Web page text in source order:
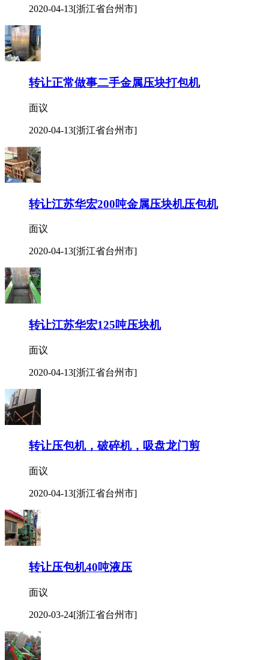
2020-04-13[浙江省台州市]
转让正常做事二手金属压块打包机
面议
2020-04-13[浙江省台州市]
转让江苏华宏200吨金属压块机压包机
面议
2020-04-13[浙江省台州市]
转让江苏华宏125吨压块机
面议
2020-04-13[浙江省台州市]
转让压包机，破碎机，吸盘龙门剪
面议
2020-04-13[浙江省台州市]
转让压包机40吨液压
面议
2020-03-24[浙江省台州市]